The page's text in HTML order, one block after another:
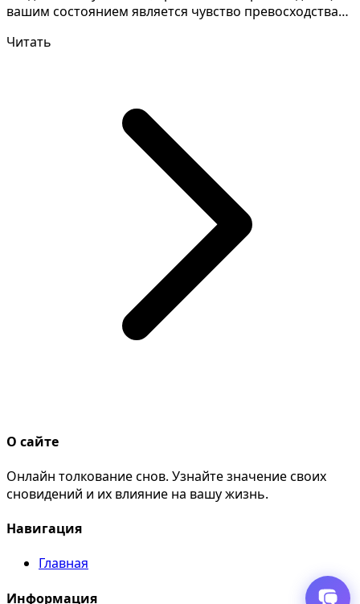
вашим состоянием является чувство превосходства
Читать
О сайте
Онлайн толкование снов. Узнайте значение своих
сновидений и их влияние на вашу жизнь.
Навигация
Главная
Информация